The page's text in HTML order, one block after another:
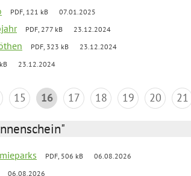
PDF, 121 kB 07.01.2025
PDF, 277 kB 23.12.2024
PDF, 323 kB 23.12.2024
23.12.2024
15 16 17 18 19 20 21
PDF, 506 kB 06.08.2026
06.08.2026